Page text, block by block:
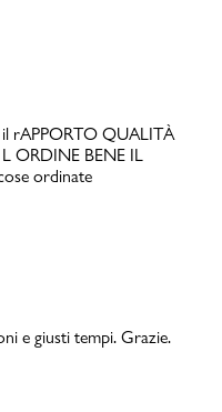
rAPPORTO QUALITÀ
ORDINE BENE IL
ordinate
e giusti tempi. Grazie.